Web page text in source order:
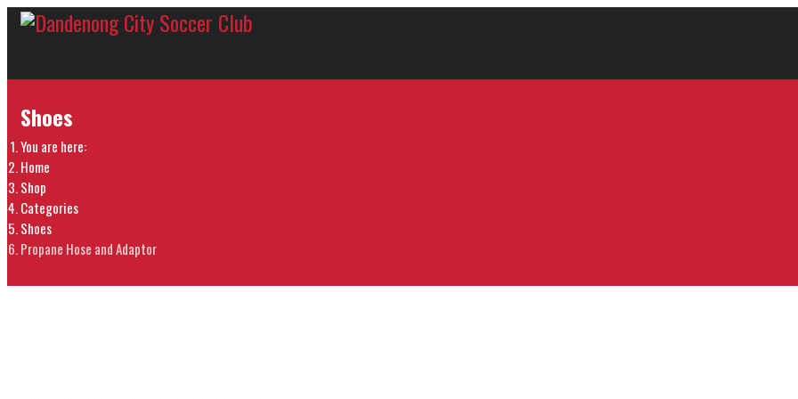
Shoes
You are here:
Home
Shop
Categories
Shoes
Propane Hose and Adaptor